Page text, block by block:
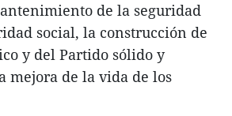
de la seguridad
social, la construcción de
y del Partido sólido y
mejora de la vida de los